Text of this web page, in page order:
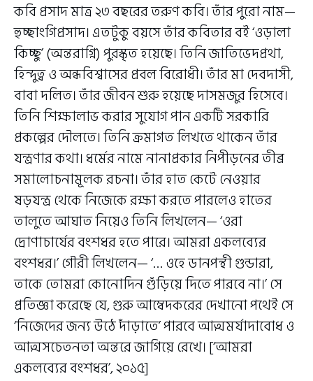
কবি প্রসাদ মাত্র ২৩ বছরের তরুণ কবি। তাঁর পুরো নাম—
হুচ্ছাংগিপ্রসাদ। এতটুকু বয়সে তাঁর কবিতার বই ‘ওড়ালা
কিচ্ছু’ (অন্তরাগ্নি) পুরস্কৃত হয়েছে। তিনি জাতিভেদপ্রথা,
হিন্দুত্ব ও অন্ধবিশ্বাসের প্রবল বিরোধী। তাঁর মা দেবদাসী,
বাবা দলিত। তাঁর জীবন শুরু হয়েছে দাসমজুর হিসেবে।
তিনি শিক্ষালাভ করার সুযোগ পান একটি সরকারি
প্রকল্পের দৌলতে। তিনি ক্রমাগত লিখতে থাকেন তাঁর
যন্ত্রণার কথা। ধর্মের নামে নানাপ্রকার নিপীড়নের তীব্র
সমালোচনামূলক রচনা। তাঁর হাত কেটে নেওয়ার
ষড়যন্ত্র থেকে নিজেকে রক্ষা করতে পারলেও হাতের
তালুতে আঘাত নিয়েও তিনি লিখলেন— ‘ওরা
দ্রোণাচার্যের বংশধর হতে পারে। আমরা একলব্যের
বংশধর।’ গৌরী লিখলেন— ‘… ওহে ডানপন্থী গুন্ডারা,
তাকে তোমরা কোনোদিন গুঁড়িয়ে দিতে পারবে না।’ সে
প্রতিজ্ঞা করেছে যে, গুরু আম্বেদকরের দেখানো পথেই সে
‘নিজেদের জন্য উঠে দাঁড়াতে’ পারবে আত্মমর্যাদাবোধ ও
আত্মসচেতনতা অন্তরে জাগিয়ে রেখে। [‘আমরা
একলব্যের বংশধর’, ২০১৫]